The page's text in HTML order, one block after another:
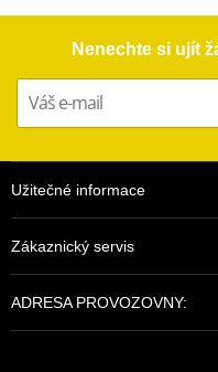
Nenechte si ujít
Užitečné informace
Zákaznický servis
ADRESA PROVOZOVNY: